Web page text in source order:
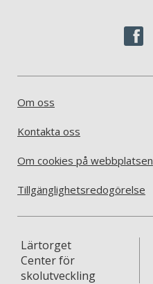
Om oss
Kontakta oss
Om cookies på webbplatsen
Tillgänglighetsredogörelse
Lärtorget
Center för
skolutveckling